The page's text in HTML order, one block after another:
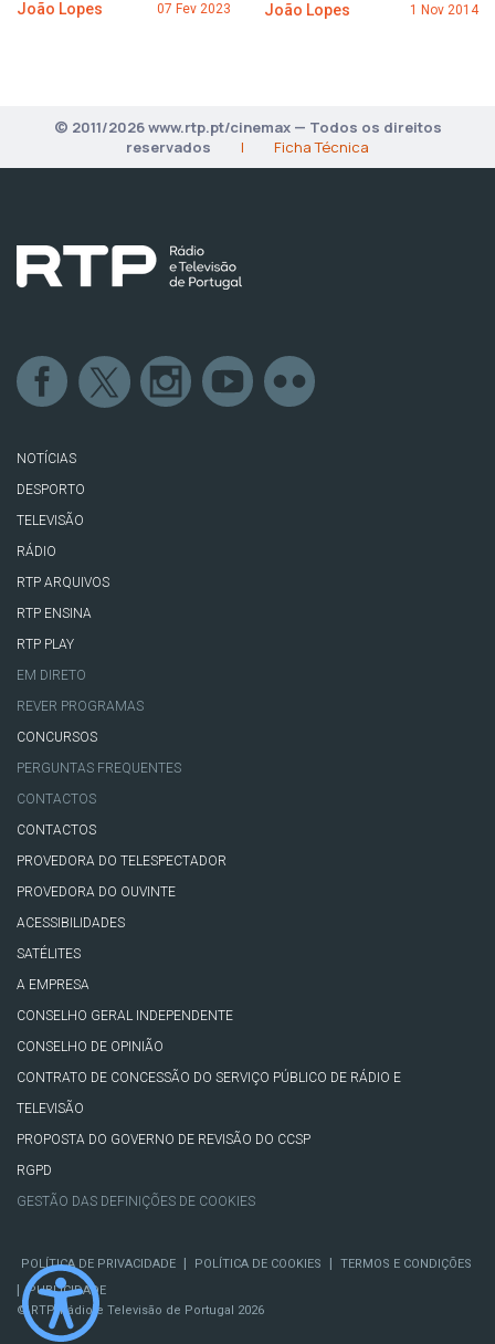
João Lopes 07 Fev 2023 João Lopes 1 Nov 2014
© 2011/2026 www.rtp.pt/cinemax — Todos os direitos
reservados
| Ficha Técnica
NOTÍCIAS
DESPORTO
TELEVISÃO
RÁDIO
RTP ARQUIVOS
RTP ENSINA
RTP PLAY
EM DIRETO
REVER PROGRAMAS
CONCURSOS
PERGUNTAS FREQUENTES
CONTACTOS
CONTACTOS
PROVEDORA DO TELESPECTADOR
PROVEDORA DO OUVINTE
ACESSIBILIDADES
SATÉLITES
A EMPRESA
CONSELHO GERAL INDEPENDENTE
CONSELHO DE OPINIÃO
CONTRATO DE CONCESSÃO DO SERVIÇO PÚBLICO DE RÁDIO E
TELEVISÃO
PROPOSTA DO GOVERNO DE REVISÃO DO CCSP
RGPD
GESTÃO DAS DEFINIÇÕES DE COOKIES
POLÍTICA DE PRIVACIDADE | POLÍTICA DE COOKIES | TERMOS E CONDIÇÕES
|
PUBLICIDADE
© RTP, Rádio e Televisão de Portugal 2026